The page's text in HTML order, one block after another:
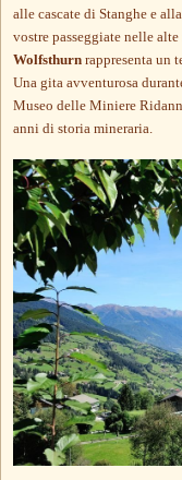
alle cascate di Stanghe e
vostre passeggiate nelle
Wolfsthurnrappresenta un
Una gita avventurosa
Museo delle Miniere
anni di storia mineraria.